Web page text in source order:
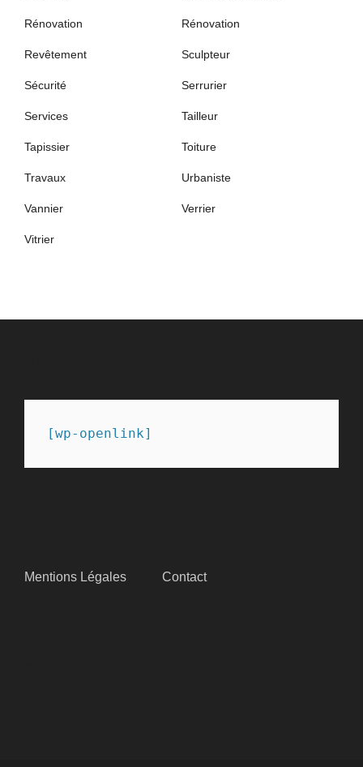
Rénovation Rénovation
Revêtement Sculpteur
Sécurité Serrurier
Services Tailleur
Tapissier Toiture
Travaux Urbaniste
Vannier Verrier
Vitrier
[wp-openlink]
Mentions Légales Contact